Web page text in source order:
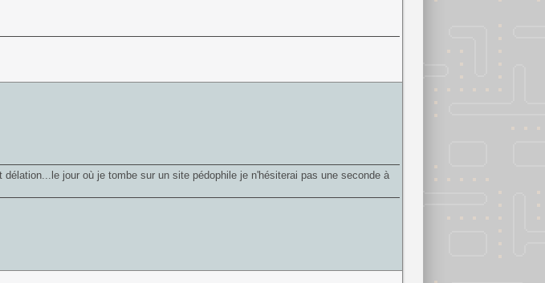
jour où je tombe sur un site pédophile je n'hésiterai pas une seconde à